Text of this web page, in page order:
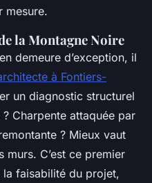
mesure.
la Montagne Noire
demeure d’exception, il
à Fontiers-
un diagnostic structurel
Charpente attaquée par
? Mieux vaut
murs. C’est ce premier
faisabilité du projet,